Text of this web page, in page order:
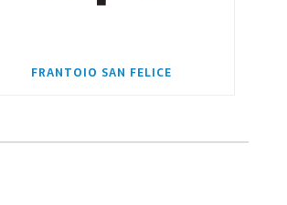
FRANTOIO SAN FELICE